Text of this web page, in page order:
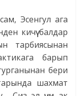
Эсенгул ага
кичүү балдар
тарбиясынан
барып
бери
шахмат